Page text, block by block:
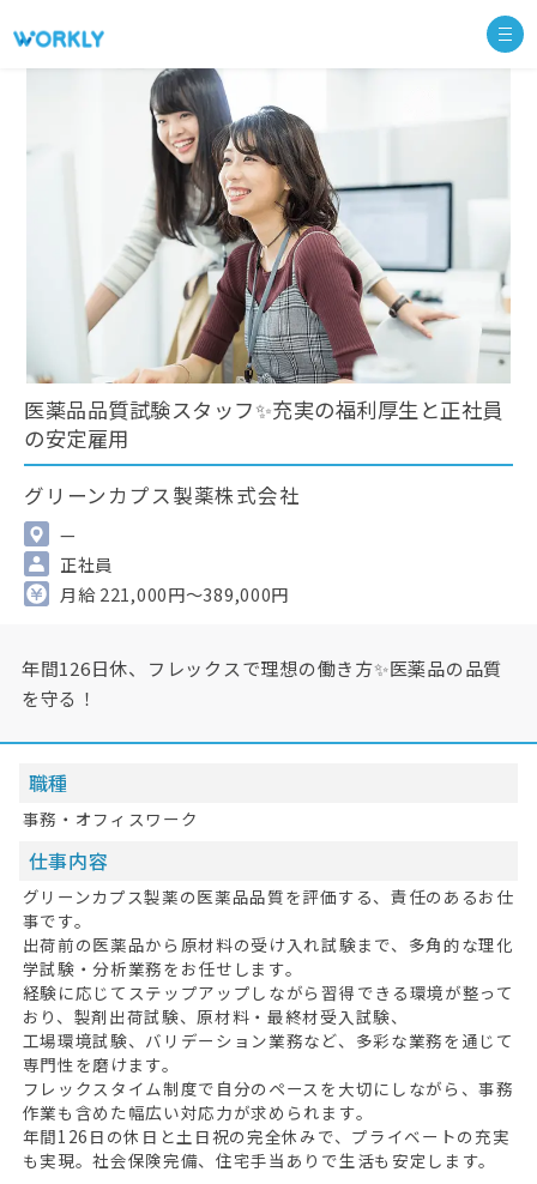
医薬品品質試験スタッフ✨充実の福利厚生と正社員
の安定雇用
グリーンカプス製薬株式会社
—
正社員
月給 221,000円～389,000円
年間126日休、フレックスで理想の働き方✨医薬品の品質
を守る！
職種
事務・オフィスワーク
仕事内容
グリーンカプス製薬の医薬品品質を評価する、責任のあるお仕
事です。
出荷前の医薬品から原材料の受け入れ試験まで、多角的な理化
学試験・分析業務をお任せします。
経験に応じてステップアップしながら習得できる環境が整って
おり、製剤出荷試験、原材料・最終材受入試験、
工場環境試験、バリデーション業務など、多彩な業務を通じて
専門性を磨けます。
フレックスタイム制度で自分のペースを大切にしながら、事務
作業も含めた幅広い対応力が求められます。
年間126日の休日と土日祝の完全休みで、プライベートの充実
も実現。社会保険完備、住宅手当ありで生活も安定します。